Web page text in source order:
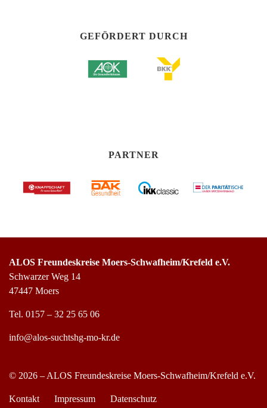
GEFÖRDERT DURCH
PARTNER
ALOS Freundeskreise Moers-Schwafheim/Krefeld e.V.
Schwarzer Weg 14
47447 Moers
Tel. 0157 – 32 25 65 06
info@alos-suchtshg-mo-kr.de
© 2026 – ALOS Freundeskreise Moers-Schwafheim/Krefeld e.V.
Kontakt Impressum Datenschutz